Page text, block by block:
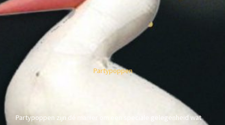
Partypoppen
Partypoppen zijn dé manier om een speciale gelegenheid wat